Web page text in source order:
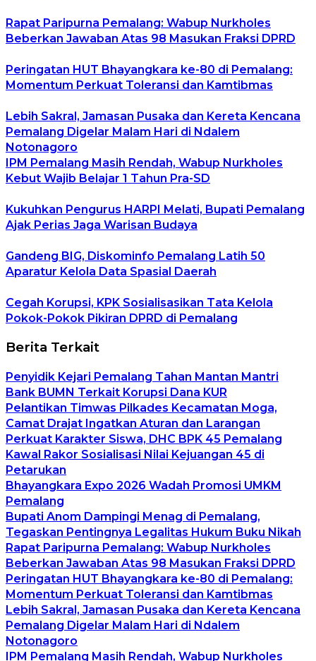
Rapat Paripurna Pemalang: Wabup Nurkholes
Beberkan Jawaban Atas 98 Masukan Fraksi DPRD
Peringatan HUT Bhayangkara ke-80 di Pemalang:
Momentum Perkuat Toleransi dan Kamtibmas
Lebih Sakral, Jamasan Pusaka dan Kereta Kencana
Pemalang Digelar Malam Hari di Ndalem
Notonagoro
IPM Pemalang Masih Rendah, Wabup Nurkholes
Kebut Wajib Belajar 1 Tahun Pra-SD
Kukuhkan Pengurus HARPI Melati, Bupati Pemalang
Ajak Perias Jaga Warisan Budaya
Gandeng BIG, Diskominfo Pemalang Latih 50
Aparatur Kelola Data Spasial Daerah
Cegah Korupsi, KPK Sosialisasikan Tata Kelola
Pokok-Pokok Pikiran DPRD di Pemalang
Berita Terkait
Penyidik Kejari Pemalang Tahan Mantan Mantri
Bank BUMN Terkait Korupsi Dana KUR
Pelantikan Timwas Pilkades Kecamatan Moga,
Camat Drajat Ingatkan Aturan dan Larangan
Perkuat Karakter Siswa, DHC BPK 45 Pemalang
Kawal Rakor Sosialisasi Nilai Kejuangan 45 di
Petarukan
Bhayangkara Expo 2026 Wadah Promosi UMKM
Pemalang
Bupati Anom Dampingi Menag di Pemalang,
Tegaskan Pentingnya Legalitas Hukum Buku Nikah
Rapat Paripurna Pemalang: Wabup Nurkholes
Beberkan Jawaban Atas 98 Masukan Fraksi DPRD
Peringatan HUT Bhayangkara ke-80 di Pemalang:
Momentum Perkuat Toleransi dan Kamtibmas
Lebih Sakral, Jamasan Pusaka dan Kereta Kencana
Pemalang Digelar Malam Hari di Ndalem
Notonagoro
IPM Pemalang Masih Rendah, Wabup Nurkholes